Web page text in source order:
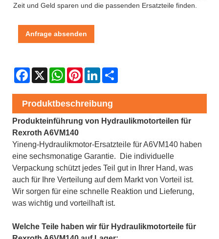
Zeit und Geld sparen und die passenden Ersatzteile finden.
Anfrage absenden
Facebook
X WhatsAppPinterestLinkedIn
Produktbeschreibung
Produkteinführung von Hydraulikmotorteilen für
Rexroth A6VM140
Yineng-Hydraulikmotor-Ersatzteile für A6VM140 haben
eine sechsmonatige Garantie. Die individuelle
Verpackung schützt jedes Teil gut in Ihrer Hand, was
auch für Ihre Verteilung auf dem Markt von Vorteil ist.
Wir sorgen für eine schnelle Reaktion und Lieferung,
was wichtig und vorteilhaft ist.
Welche Teile haben wir für Hydraulikmotorteile für